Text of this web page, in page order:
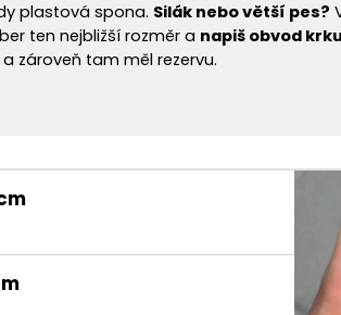
plastová spona. Silák nebo větší pes?
ten nejbližší rozměr a napiš obvod
zároveň tam měl rezervu.